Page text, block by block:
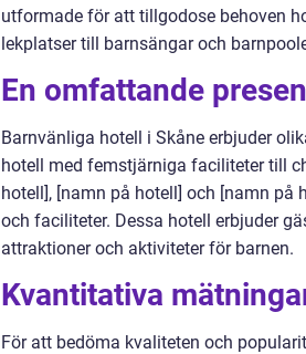
utformade för att tillgodose behoven
lekplatser till barnsängar och
En omfattande
Barnvänliga hotell i Skåne erbjuder
hotell med femstjärniga faciliteter till
hotell], [namn på hotell] och [namn
och faciliteter. Dessa hotell erbjuder
attraktioner och aktiviteter för barnen.
Kvantitativa
För att bedöma kvaliteten och